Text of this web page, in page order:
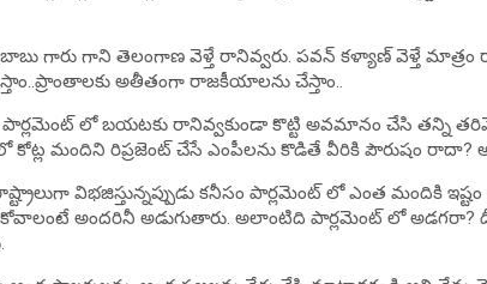
గారు గాని తెలంగాణ వెళ్తే రానివ్వరు. పవన్ కళ్యాణ్ వెళ్తే
అతీతంగా రాజకీయాలను చేస్తాం..
పార్లమెంట్ లో బయటకు రానివ్వకుండా కొట్టి అవమానం చేసి తన్ని
కోట్ల మందిని రిప్రజెంట్ చేసే ఎంపీలను కొడితే వీరికి పౌరుషం
రాష్ట్రాలుగా విభజిస్తున్నప్పుడు కనీసం పార్లమెంట్ లో ఎంత మందికి
అందరినీ అడుగుతారు. అలాంటిది పార్లమెంట్ లో అడగరా?